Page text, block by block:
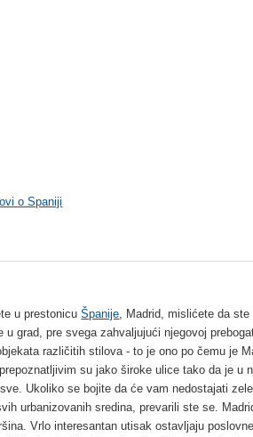
o Spaniji
u prestonicuŠpanije, Madrid, mislićete da
u grad, pre svega zahvaljujući njegovoj
različitih stilova - to je ono po čemu je
su jako široke ulice tako da je u
Ukoliko se bojite da će vam nedostajati
urbanizovanih sredina, prevarili ste se.
Vrlo interesantan utisak ostavljaju